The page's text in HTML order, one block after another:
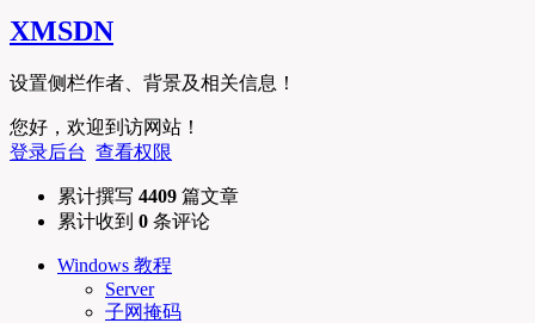
XMSDN
设置侧栏作者、背景及相关信息！
您好，欢迎到访网站！
登录后台 查看权限
累计撰写 4409 篇文章
累计收到 0 条评论
Windows 教程
Server
子网掩码